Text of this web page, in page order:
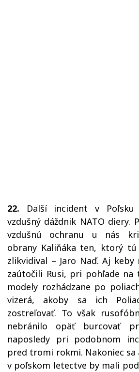
22. Další incident v Poľsku
vzdušný dáždnik NATO diery.
vzdušnú ochranu u nás
obrany Kaliňáka ten, ktorý tú
zlikvidival – Jaro Naď. Aj keby
zaútočili Rusi, pri pohľade na
modely rozhádzane po
vizerá, akoby sa ich
zostreľovať. To však
nebránilo opäť burcovať
naposledy pri podobnom
pred tromi rokmi. Nakoniec sa
v poľskom letectve by mali